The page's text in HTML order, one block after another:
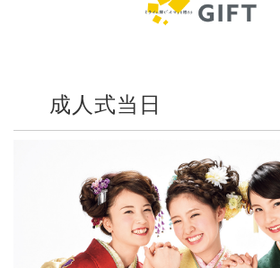
成人式当日